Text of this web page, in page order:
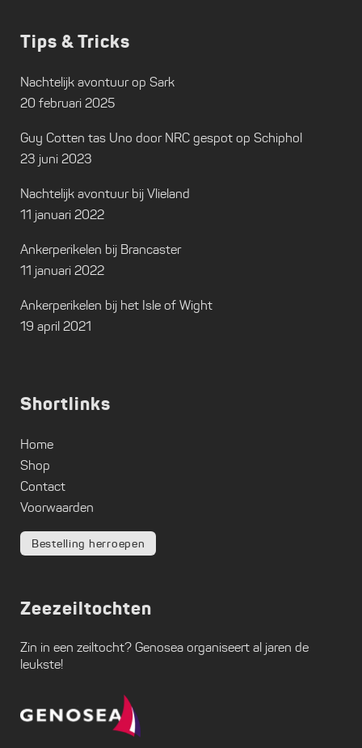
Tips & Tricks
Nachtelijk avontuur op Sark
20 februari 2025
Guy Cotten tas Uno door NRC gespot op Schiphol
23 juni 2023
Nachtelijk avontuur bij Vlieland
11 januari 2022
Ankerperikelen bij Brancaster
11 januari 2022
Ankerperikelen bij het Isle of Wight
19 april 2021
Shortlinks
Home
Shop
Contact
Voorwaarden
Bestelling herroepen
Zeezeiltochten
Zin in een zeiltocht? Genosea organiseert al jaren de
leukste!